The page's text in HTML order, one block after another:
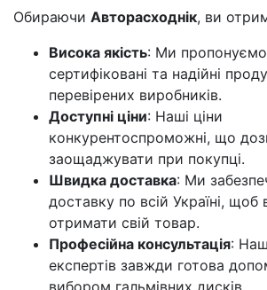
Обираючи Авторасходнік, ви
Висока якість: Ми
сертифіковані та надійні
перевірених виробників.
Доступні ціни: Наші ціни
конкурентоспроможні, що
заощаджувати при покупці.
Швидка доставка: Ми
доставку по всій Україні,
отримати свій товар.
Професійна консультація:
експертів завжди готова
вибором гальмівних дисків.